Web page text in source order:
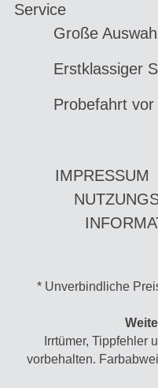
Service
Große
Erstklassiger
Probefahrt
IMPRESSUM
* Unverbindliche
Irrtümer, Tippfehler
vorbehalten.